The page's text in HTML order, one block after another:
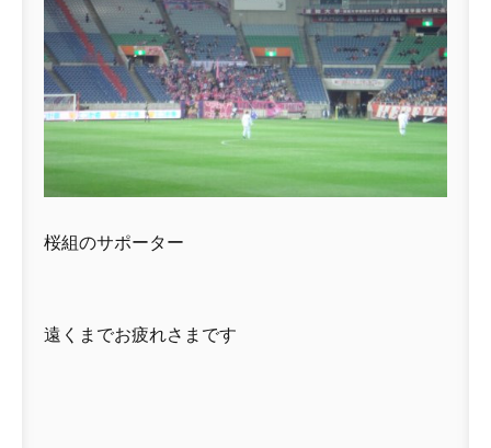
桜組のサポーター
遠くまでお疲れさまです